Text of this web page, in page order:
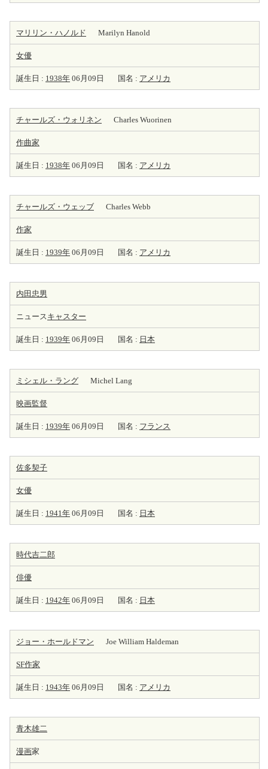
マリリン・ハノルド Marilyn Hanold
女優
誕生日 : 1938年 06月09日 国名 : アメリカ
チャールズ・ウォリネン Charles Wuorinen
作曲家
誕生日 : 1938年 06月09日 国名 : アメリカ
チャールズ・ウェッブ Charles Webb
作家
誕生日 : 1939年 06月09日 国名 : アメリカ
内田忠男
ニュースキャスター
誕生日 : 1939年 06月09日 国名 : 日本
ミシェル・ラング Michel Lang
映画監督
誕生日 : 1939年 06月09日 国名 : フランス
佐多契子
女優
誕生日 : 1941年 06月09日 国名 : 日本
時代吉二郎
俳優
誕生日 : 1942年 06月09日 国名 : 日本
ジョー・ホールドマン Joe William Haldeman
SF作家
誕生日 : 1943年 06月09日 国名 : アメリカ
青木雄二
漫画家